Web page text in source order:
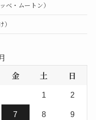
ベ・ムートン）
金 土 日
1 2
7 8 9